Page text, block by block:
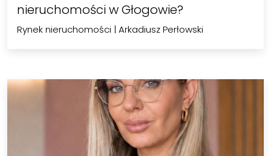
nieruchomości w Głogowie?
Rynek nieruchomości | Arkadiusz Perłowski